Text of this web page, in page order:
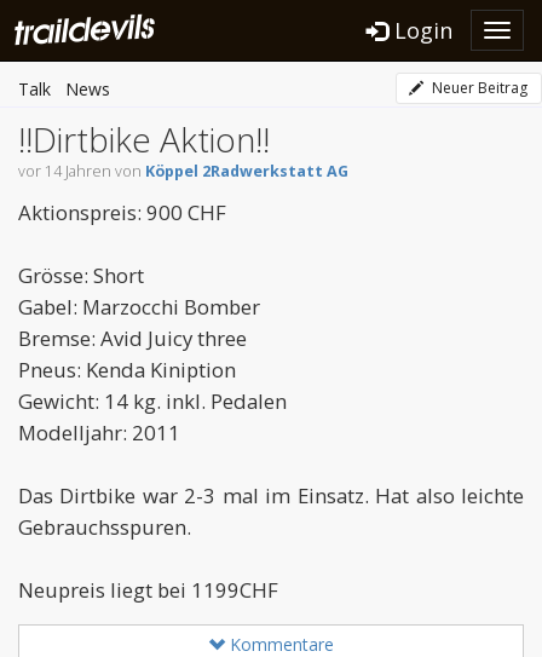
Login
Talk News Neuer Beitrag
!!Dirtbike Aktion!!
vor 14 Jahren von Köppel 2Radwerkstatt AG
Aktionspreis: 900 CHF
Grösse: Short
Gabel: Marzocchi Bomber
Bremse: Avid Juicy three
Pneus: Kenda Kiniption
Gewicht: 14 kg. inkl. Pedalen
Modelljahr: 2011
Das Dirtbike war 2-3 mal im Einsatz. Hat also leichte
Gebrauchsspuren.
Neupreis liegt bei 1199CHF
Kommentare